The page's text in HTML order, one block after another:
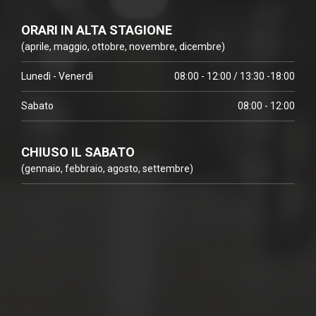
ORARI IN ALTA STAGIONE
(aprile, maggio, ottobre, novembre, dicembre)
Lunedì - Venerdì 08:00 - 12:00 / 13:30 -18:00
Sabato 08:00 - 12:00
CHIUSO IL SABATO
(gennaio, febbraio, agosto, settembre)